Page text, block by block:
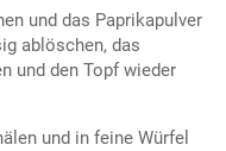
und das Paprikapulver
ablöschen, das
und den Topf wieder
und in feine Würfel